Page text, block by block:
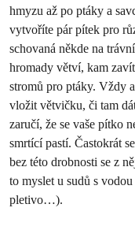
hmyzu až po ptáky a
vytvoříte pár pítek pro
schovaná někde na
hromady větví, kam
stromů pro ptáky. Vždy
vložit větvičku, či tam
zaručí, že se vaše pítko
smrtící pastí. Častokrát
bez této drobnosti se z
to myslet u sudů s
pletivo…).